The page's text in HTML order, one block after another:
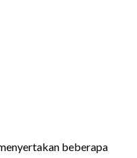
beberapa